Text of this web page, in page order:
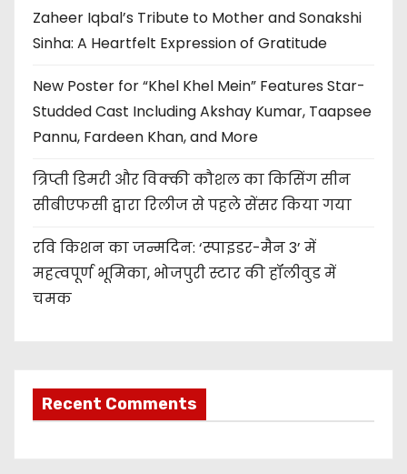
Zaheer Iqbal’s Tribute to Mother and Sonakshi
Sinha: A Heartfelt Expression of Gratitude
New Poster for “Khel Khel Mein” Features Star-
Studded Cast Including Akshay Kumar, Taapsee
Pannu, Fardeen Khan, and More
त्रिप्ती डिमरी और विक्की कौशल का किसिंग सीन
सीबीएफसी द्वारा रिलीज से पहले सेंसर किया गया
रवि किशन का जन्मदिन: ‘स्पाइडर-मैन 3’ में
महत्वपूर्ण भूमिका, भोजपुरी स्टार की हॉलीवुड में
चमक
Recent Comments